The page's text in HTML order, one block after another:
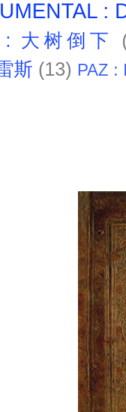
:
: 大树倒下
斯 (13) PAZ :